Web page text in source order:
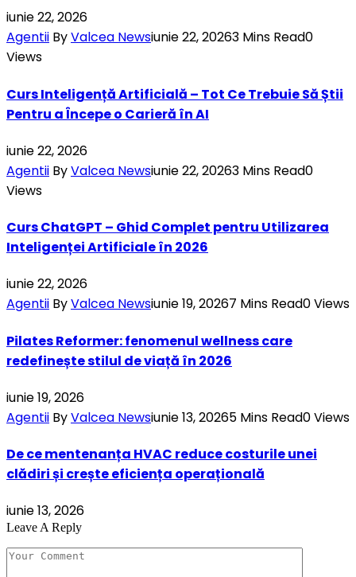
iunie 22, 2026
Agentii ByValcea Newsiunie 22, 20263 Mins Read0
Views
Curs Inteligență Artificială – Tot Ce Trebuie Să Știi
Pentru a Începe o Carieră în AI
iunie 22, 2026
Agentii ByValcea Newsiunie 22, 20263 Mins Read0
Views
Curs ChatGPT – Ghid Complet pentru Utilizarea
Inteligenței Artificiale în 2026
iunie 22, 2026
Agentii ByValcea Newsiunie 19, 20267 Mins Read0Views
Pilates Reformer: fenomenul wellness care
redefinește stilul de viață în 2026
iunie 19, 2026
Agentii ByValcea Newsiunie 13, 20265 Mins Read0Views
De ce mentenanța HVAC reduce costurile unei
clădiri și crește eficiența operațională
iunie 13, 2026
Leave A Reply